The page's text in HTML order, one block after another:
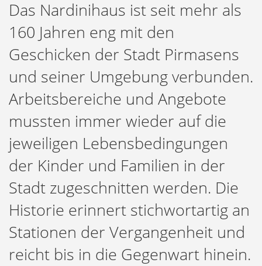
Das Nardinihaus ist seit mehr als
160 Jahren eng mit den
Geschicken der Stadt Pirmasens
und seiner Umgebung verbunden.
Arbeitsbereiche und Angebote
mussten immer wieder auf die
jeweiligen Lebensbedingungen
der Kinder und Familien in der
Stadt zugeschnitten werden. Die
Historie erinnert stichwortartig an
Stationen der Vergangenheit und
reicht bis in die Gegenwart hinein.